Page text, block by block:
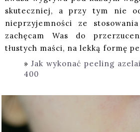
skuteczniej, a przy tym nie
nieprzyjemności ze
zachęcam Was do
tłustych maści, na lekką formę
Jak wykonać peeling
400